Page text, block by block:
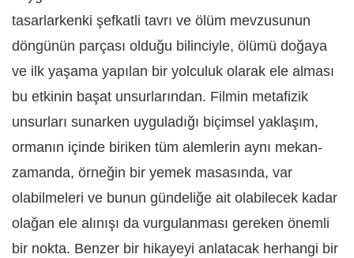
tasarlarkenki şefkatli tavrı ve ölüm mevzusunun
döngünün parçası olduğu bilinciyle, ölümü doğaya
ve ilk yaşama yapılan bir yolculuk olarak ele alması
bu etkinin başat unsurlarından. Filmin metafizik
unsurları sunarken uyguladığı biçimsel yaklaşım,
ormanın içinde biriken tüm alemlerin aynı mekan-
zamanda, örneğin bir yemek masasında, var
olabilmeleri ve bunun gündeliğe ait olabilecek kadar
olağan ele alınışı da vurgulanması gereken önemli
bir nokta. Benzer bir hikayeyi anlatacak herhangi bir